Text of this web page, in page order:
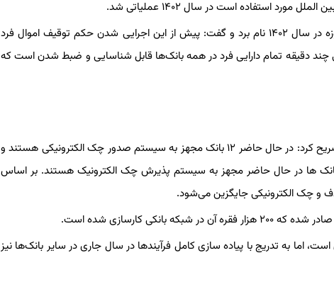
معاون بانک مرکزی از سامانه سیاق به عنوان دستاورد مهم دیگر این حوزه در سال ۱۴۰۲ نام برد و گفت: پیش از این اجرایی شدن حکم توقیف اموال فرد
طی چند دقیقه تمام دارایی فرد در همه بانک‌ها قابل شناسایی و ضبط شدن است که
معاون فناوری‌های نوین بانک مرکزی در خصوص پروژه چک الکترونیک تصریح کرد: در حال حاضر ۱۲ بانک مجهز به سیستم صدور چک الکترونیکی هستند و
ها در حال حاضر مجهز به سیستم پذیرش چک الکترونیک هستند. بر اساس
و چک الکترونیکی جایگزین می‌شود.
اما به تدریج با پیاده سازی کامل فرآیندها در سال جاری در سایر بانک‌ها نیز